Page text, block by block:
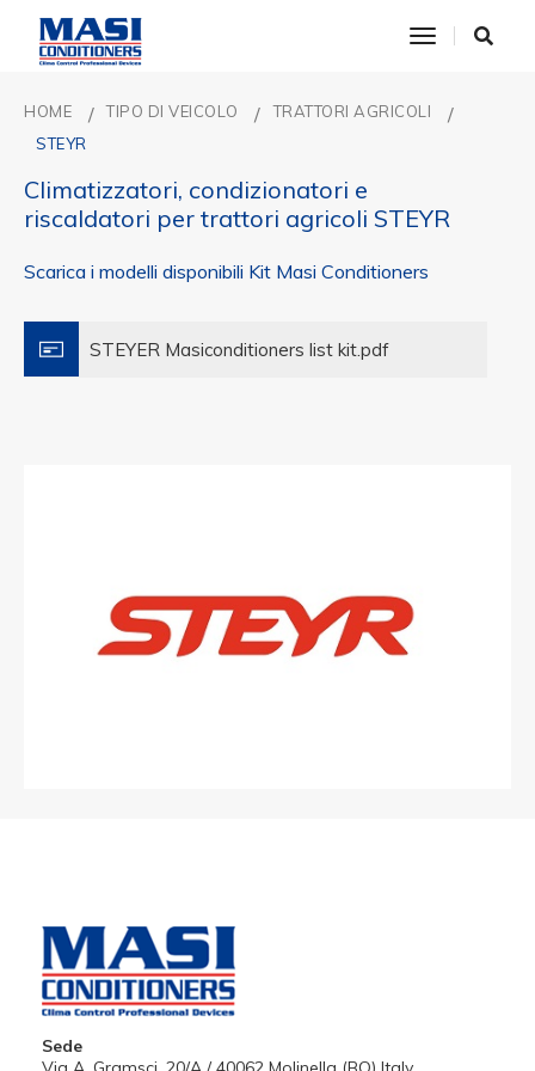
toggle
HOME TIPO DI VEICOLO
TRATTORI AGRICOLI
STEYR
Climatizzatori, condizionatori e
riscaldatori per trattori agricoli STEYR
Scarica i modelli disponibili Kit Masi Conditioners
STEYER Masiconditioners list kit.pdf
Sede